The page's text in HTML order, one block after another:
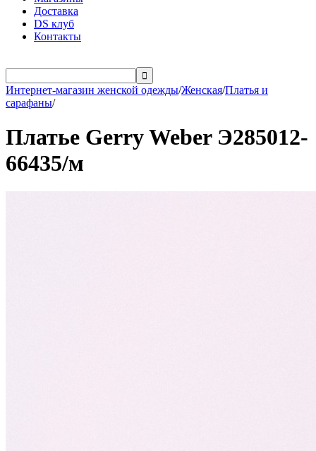
Доставка
DS клуб
Контакты

Интернет-магазин женской одежды/Женская/Платья и
сарафаны/
Платье Gerry Weber Э285012-
66435/м